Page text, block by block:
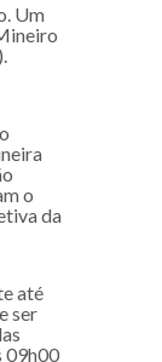
Um
o
da
até
ser
09h00